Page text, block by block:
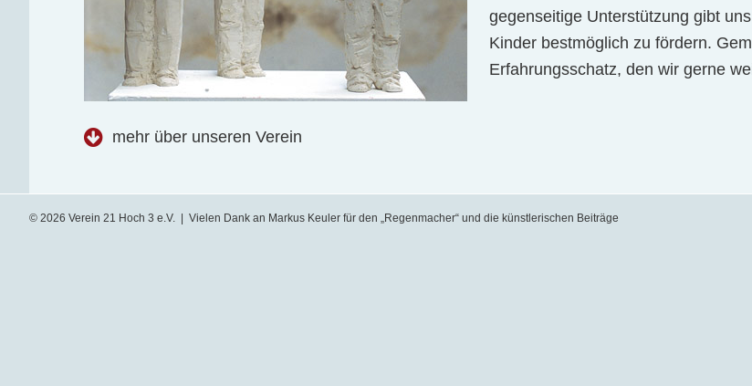
geg­en­se­i­tige Unterstützung gibt
Kinder bestmöglich zu fördern.
Er­f­ahr­ungsschatz, den wir gerne
mehr über unseren Verein
© 2026 Verein 21 Hoch 3 e.V. | Vielen Dank an Markus Keuler für den „Regenmacher“ und die künstlerischen Beiträge